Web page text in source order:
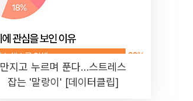
만지고 누르며 푼다…스트레스
잡는 '말랑이' [데이터클립]